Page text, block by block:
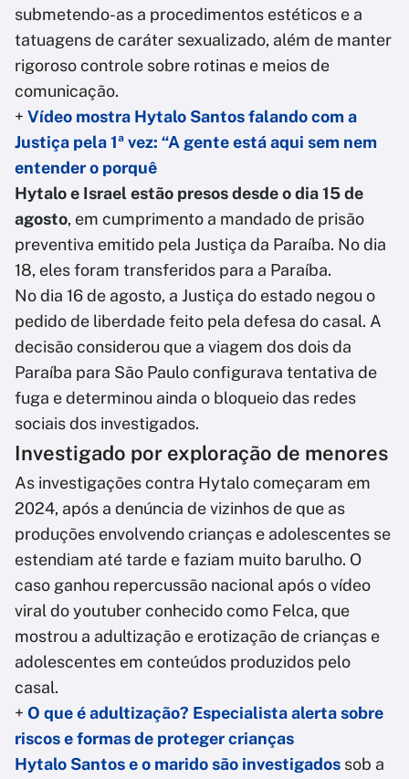
submetendo-as a procedimentos estéticos e a
tatuagens de caráter sexualizado, além de manter
rigoroso controle sobre rotinas e meios de
comunicação.
+ Vídeo mostra Hytalo Santos falando com a
Justiça pela 1ª vez: “A gente está aqui sem nem
entender o porquê
Hytalo e Israel estão presos desde o dia 15 de
agosto, em cumprimento a mandado de prisão
preventiva emitido pela Justiça da Paraíba. No dia
18, eles foram transferidos para a Paraíba.
No dia 16 de agosto, a Justiça do estado negou o
pedido de liberdade feito pela defesa do casal. A
decisão considerou que a viagem dos dois da
Paraíba para São Paulo configurava tentativa de
fuga e determinou ainda o bloqueio das redes
sociais dos investigados.
Investigado por exploração de menores
As investigações contra Hytalo começaram em
2024, após a denúncia de vizinhos de que as
produções envolvendo crianças e adolescentes se
estendiam até tarde e faziam muito barulho. O
caso ganhou repercussão nacional após o vídeo
viral do youtuber conhecido como Felca, que
mostrou a adultização e erotização de crianças e
adolescentes em conteúdos produzidos pelo
casal.
+ O que é adultização? Especialista alerta sobre
riscos e formas de proteger crianças
Hytalo Santos e o marido são investigados sob a